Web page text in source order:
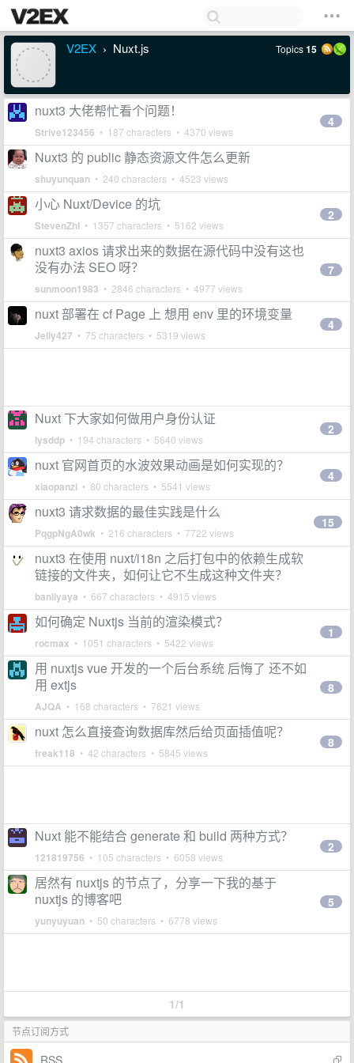
V2EX › Nuxt.js Topics15
nuxt3 大佬帮忙看个问题！
Strive123456 • 187 characters • 4370 views
4
Nuxt3 的 public 静态资源文件怎么更新
shuyunquan • 240 characters • 4523 views
小心 Nuxt/Device 的坑
StevenZhl • 1357 characters • 5162 views
2
nuxt3 axios 请求出来的数据在源代码中没有这也
没有办法 SEO 呀？
sunmoon1983 • 2846 characters • 4977 views
7
nuxt 部署在 cf Page 上 想用 env 里的环境变量
Jelly427 • 75 characters • 5319 views
4
Nuxt 下大家如何做用户身份认证
lysddp • 194 characters • 5640 views
2
nuxt 官网首页的水波效果动画是如何实现的？
xiaopanzi • 80 characters • 5541 views
4
nuxt3 请求数据的最佳实践是什么
PqgpNgA0wk • 216 characters • 7722 views
15
nuxt3 在使用 nuxt/i18n 之后打包中的依赖生成软
链接的文件夹，如何让它不生成这种文件夹？
banliyaya • 667 characters • 4915 views
如何确定 Nuxtjs 当前的渲染模式？
rocmax • 1051 characters • 5422 views
1
用 nuxtjs vue 开发的一个后台系统 后悔了 还不如
用 extjs
AJQA • 168 characters • 7621 views
8
nuxt 怎么直接查询数据库然后给页面插值呢？
freak118 • 42 characters • 5845 views
8
Nuxt 能不能结合 generate 和 build 两种方式？
121819756 • 105 characters • 6058 views
2
居然有 nuxtjs 的节点了，分享一下我的基于
nuxtjs 的博客吧
yunyuyuan • 50 characters • 6778 views
5
1/1
节点订阅方式
RSS